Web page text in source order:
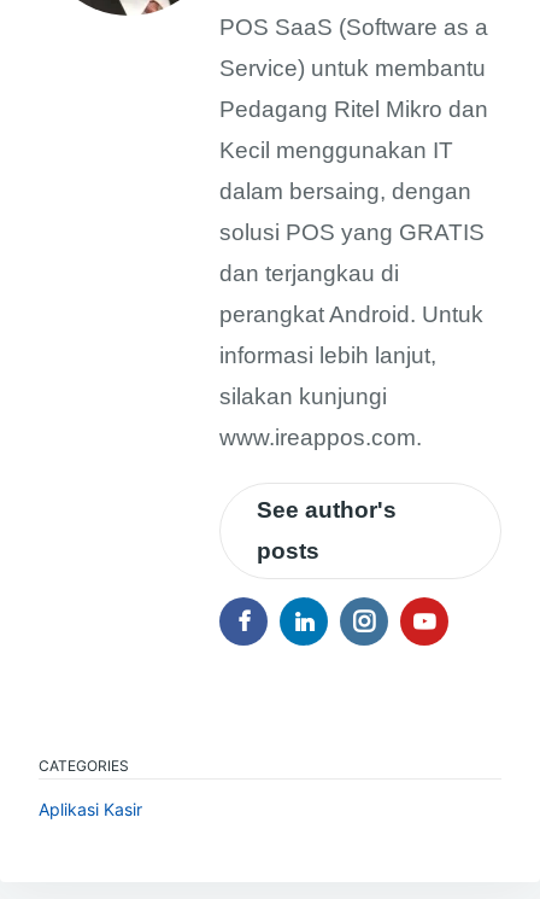
POS SaaS (Software as a
Service) untuk membantu
Pedagang Ritel Mikro dan
Kecil menggunakan IT
dalam bersaing, dengan
solusi POS yang GRATIS
dan terjangkau di
perangkat Android. Untuk
informasi lebih lanjut,
silakan kunjungi
www.ireappos.com.
See author's
posts
CATEGORIES
Aplikasi Kasir